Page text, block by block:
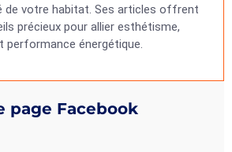
page Facebook
de votre habitat. Ses articles offrent
précieux pour allier esthétisme,
énergétique.